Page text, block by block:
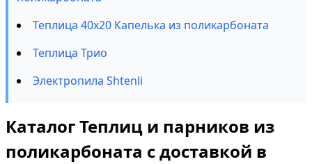
Теплица 40х20 Капелька из поликарбоната
Теплица Трио
Электропила Shtenli
Каталог Теплиц и парников из
поликарбоната с доставкой в